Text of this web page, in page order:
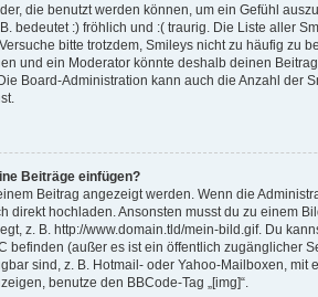
die benutzt werden können, um ein Gefühl
bedeutet :) fröhlich und :( traurig. Die Liste aller
bitte trotzdem, Smileys nicht zu häufig zu
und ein Moderator könnte deshalb deinen
Board-Administration kann auch die Anzahl der
Beiträge einfügen?
Beitrag angezeigt werden. Wenn die
direkt hochladen. Ansonsten musst du zu einem
z. B. http://www.domain.tld/mein-bild.gif. Du
befinden (außer es ist ein öffentlich zugänglicher
sind, z. B. Hotmail- oder Yahoo-Mailboxen, mit
benutze den BBCode-Tag „[img]“.